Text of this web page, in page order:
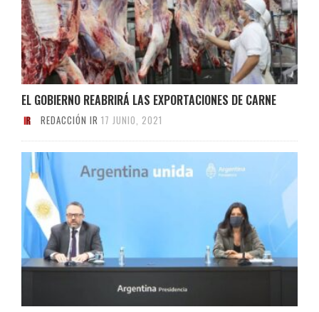
EL GOBIERNO REABRIRÁ LAS EXPORTACIONES DE CARNE
REDACCIÓN IR 17 JUNIO, 2021